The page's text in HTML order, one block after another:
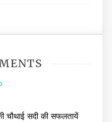
चौथाई सदी की सफलतायें